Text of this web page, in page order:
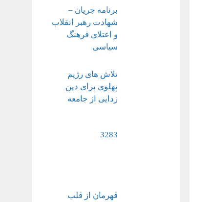
برنامه جریان –
شهادت رهبر انقلاب
و اعتلای فرهنگ
سیاسی
تلاش های رژیم
پهلوی برای دین
زدایی از جامعه
3283
قهرمان از قلب